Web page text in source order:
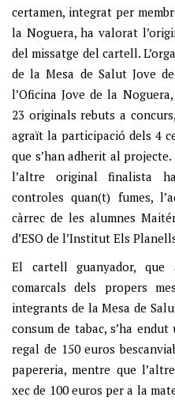
certamen, integrat per
la Noguera, ha valorat
del missatge del cartell.
de la Mesa de Salut Jove
l’Oficina Jove de la
23 originals rebuts a
agraït la participació dels 4
que s’han adherit al
l’altre original finalista
controles quan(t) fumes,
càrrec de les alumnes
d’ESO de l’Institut Els
El cartell guanyador, que
comarcals dels propers
integrants de la Mesa de
consum de tabac, s’ha
regal de 150 euros
papereria, mentre que
xec de 100 euros per a la